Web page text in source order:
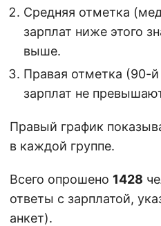
Средняя отметка
зарплат ниже этого
выше.
Правая отметка (90-
зарплат не
Правый график
в каждой группе.
Всего опрошено 1428
ответы с зарплатой,
анкет).